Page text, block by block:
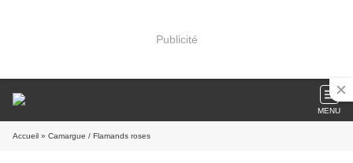
Publicité
MENU
Accueil » Camargue / Flamands roses